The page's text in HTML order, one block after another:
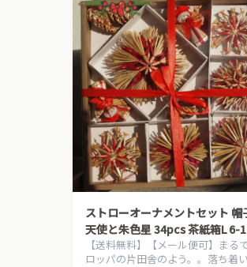
ストローオーナメントセット 帽
天使と朱色星 34pcs 茶紙箱L 6-
赤糸 クリスマス
【送料無料】【メール便可】まる
ロッパの片田舎のよう。。落ち着